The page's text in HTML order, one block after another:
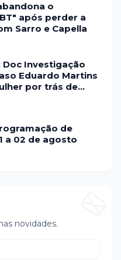
o
após perder a
Sarro e Capella
Doc Investigação
Eduardo Martins
por trás de
de
a 02 de agosto
novidades.